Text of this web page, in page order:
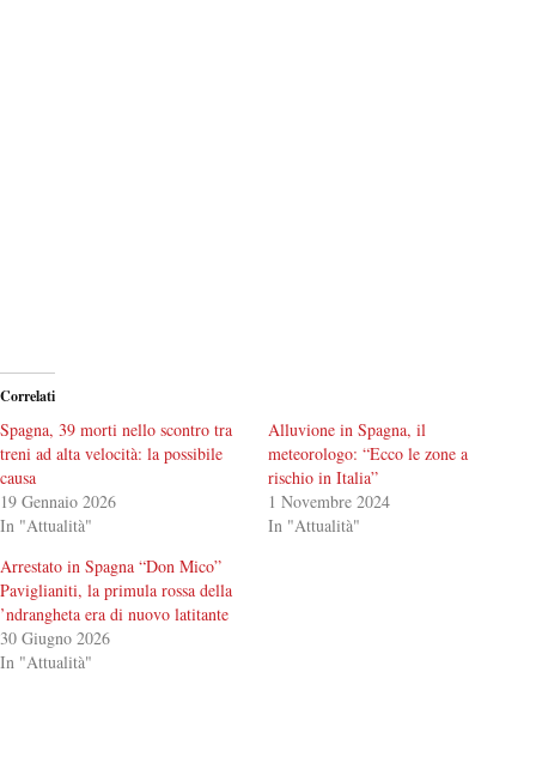
Correlati
Spagna, 39 morti nello scontro tra
treni ad alta velocità: la possibile
causa
19 Gennaio 2026
In "Attualità"
Alluvione in Spagna, il
meteorologo: “Ecco le zone a
rischio in Italia”
1 Novembre 2024
In "Attualità"
Arrestato in Spagna “Don Mico”
Paviglianiti, la primula rossa della
’ndrangheta era di nuovo latitante
30 Giugno 2026
In "Attualità"